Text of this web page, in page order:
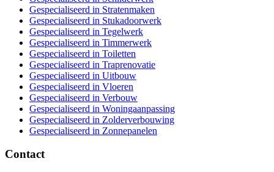
Gespecialiseerd in Stratenmaken
Gespecialiseerd in Stukadoorwerk
Gespecialiseerd in Tegelwerk
Gespecialiseerd in Timmerwerk
Gespecialiseerd in Toiletten
Gespecialiseerd in Traprenovatie
Gespecialiseerd in Uitbouw
Gespecialiseerd in Vloeren
Gespecialiseerd in Verbouw
Gespecialiseerd in Woningaanpassing
Gespecialiseerd in Zolderverbouwing
Gespecialiseerd in Zonnepanelen
Contact